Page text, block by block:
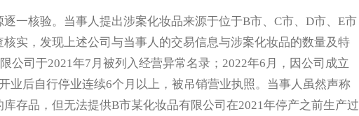
一核验。当事人提出涉案化妆品来源于位于B市、C市、D市、E市
实，发现上述公司与当事人的交易信息与涉案化妆品的数量及特
公司于2021年7月被列入经营异常名录；2022年6月，因公司成立
业后自行停业连续6个月以上，被吊销营业执照。当事人虽然声称
存品，但无法提供B市某化妆品有限公司在2021年停产之前生产过